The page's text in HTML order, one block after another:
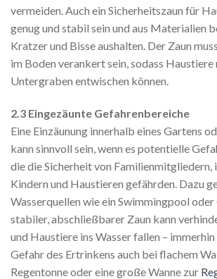
vermeiden. Auch ein Sicherheitszaun für
genug und stabil sein und aus Materialien
Kratzer und Bisse aushalten. Der Zaun
im Boden verankert sein, sodass Haustiere
Untergraben entwischen können.
2.3 Eingezäunte Gefahrenbereiche
Eine Einzäunung innerhalb eines Gartens
kann sinnvoll sein, wenn es potentielle
die die Sicherheit von Familienmitgliedern,
Kindern und Haustieren gefährden. Dazu
Wasserquellen wie ein Swimmingpool
stabiler, abschließbarer Zaun kann
und Haustiere ins Wasser fallen –
Gefahr des Ertrinkens auch bei flachem
Regentonne oder eine große Wanne zur